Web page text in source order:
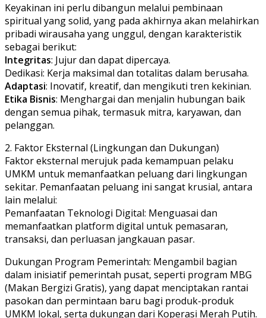
Keyakinan ini perlu dibangun melalui pembinaan
spiritual yang solid, yang pada akhirnya akan melahirkan
pribadi wirausaha yang unggul, dengan karakteristik
sebagai berikut:
Integritas: Jujur dan dapat dipercaya.
​Dedikasi: Kerja maksimal dan totalitas dalam berusaha.
Adaptasi: Inovatif, kreatif, dan mengikuti tren kekinian.
Etika Bisnis: Menghargai dan menjalin hubungan baik
dengan semua pihak, termasuk mitra, karyawan, dan
pelanggan.
​2. Faktor Eksternal (Lingkungan dan Dukungan)
​Faktor eksternal merujuk pada kemampuan pelaku
UMKM untuk memanfaatkan peluang dari lingkungan
sekitar. Pemanfaatan peluang ini sangat krusial, antara
lain melalui:
​Pemanfaatan Teknologi Digital: Menguasai dan
memanfaatkan platform digital untuk pemasaran,
transaksi, dan perluasan jangkauan pasar.
​Dukungan Program Pemerintah: Mengambil bagian
dalam inisiatif pemerintah pusat, seperti program MBG
(Makan Bergizi Gratis), yang dapat menciptakan rantai
pasokan dan permintaan baru bagi produk-produk
UMKM lokal, serta dukungan dari Koperasi Merah Putih.